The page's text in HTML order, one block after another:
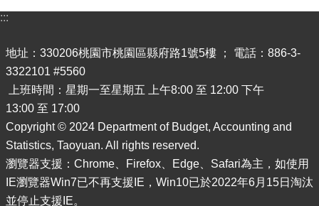
關
通
訊
錄
務
資
訊
便
:::
地址：330206桃園市桃園區縣府路1號5樓 ； 電話：886-3-
3322101 #5560
上班時間：星期一至星期五 上午8:00 至 12:00 下午
13:00 至 17:00
Copyright © 2024 Department of Budget, Accounting and
Statistics, Taoyuan. All rights reserved.
瀏覽器支援：Chrome、Firefox、Edge、Safari為主，如使用
IE瀏覽器Win7已不再支援IE，Win10已於2022年6月15日淘汰
並停止支援IE。